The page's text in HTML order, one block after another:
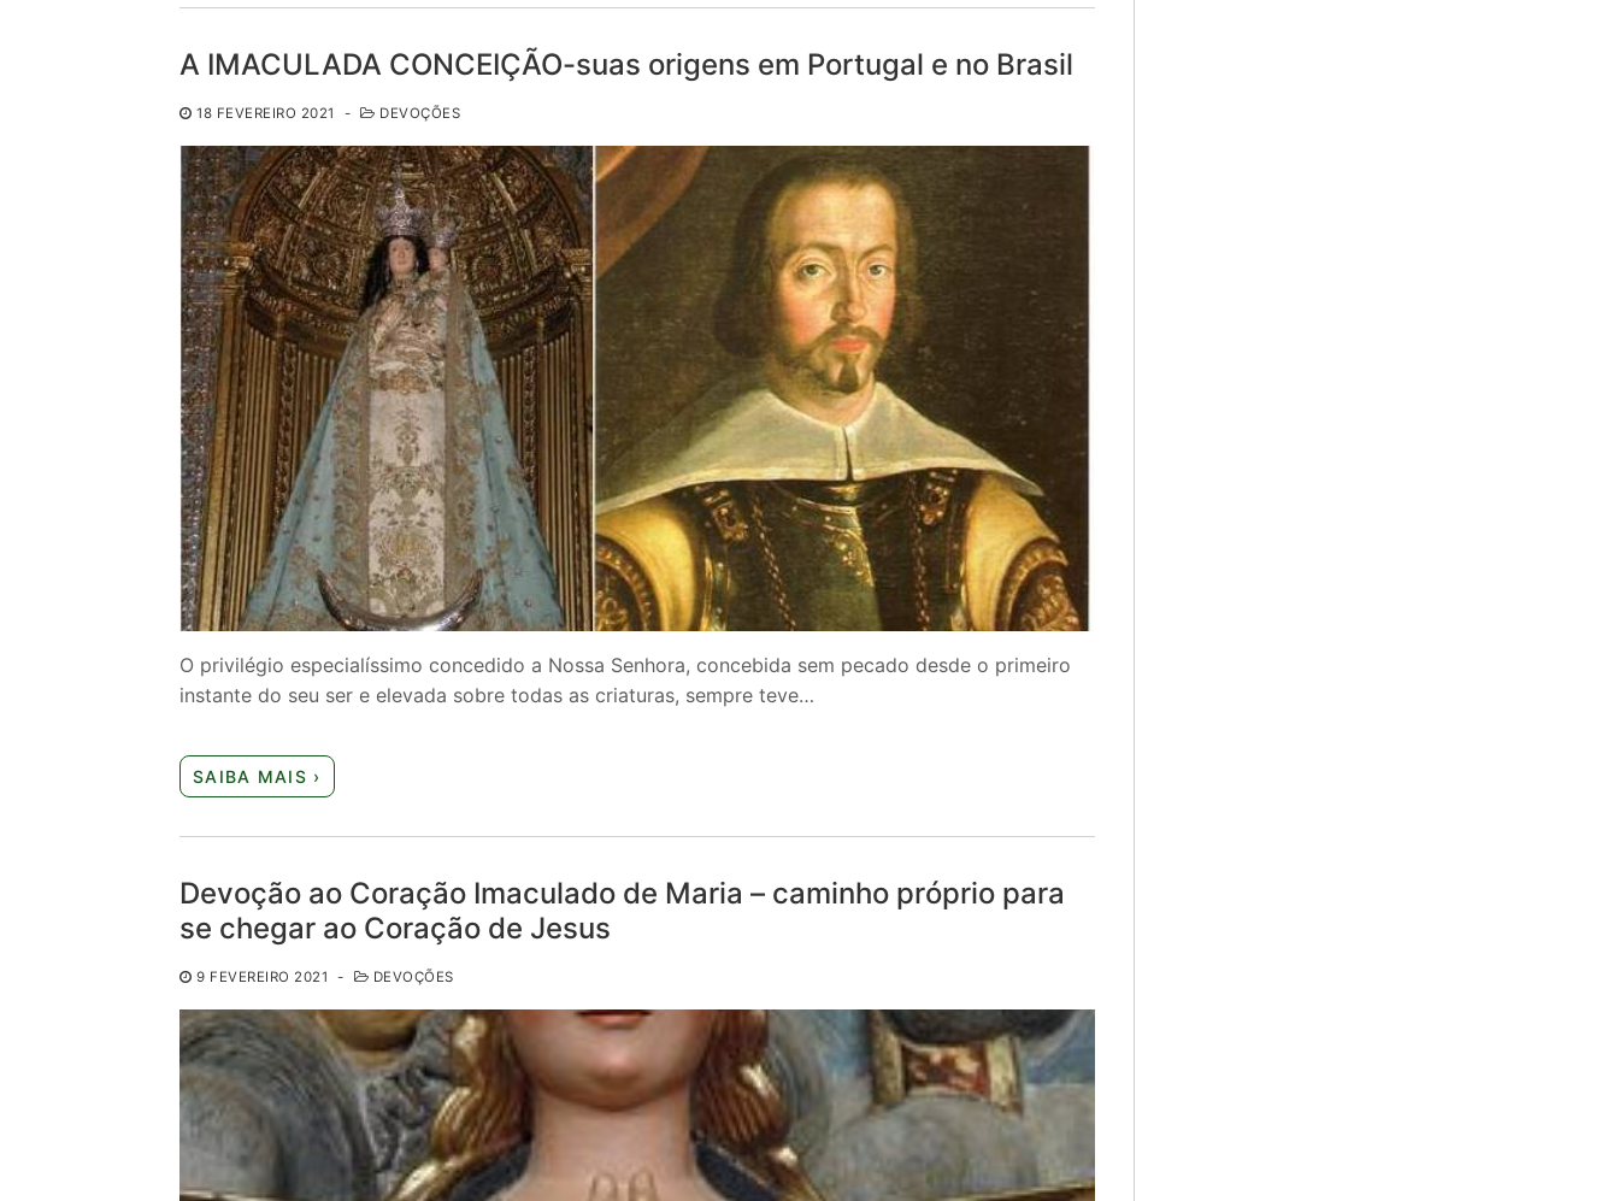
A IMACULADA CONCEIÇÃO-suas origens em Portugal e no Brasil
18 FEVEREIRO 2021 - DEVOÇÕES
O privilégio especialíssimo concedido a Nossa Senhora, concebida sem pecado desde o primeiro
instante do seu ser e elevada sobre todas as criaturas, sempre teve…
SAIBA MAIS ›
Devoção ao Coração Imaculado de Maria – caminho próprio para
se chegar ao Coração de Jesus
9 FEVEREIRO 2021 - DEVOÇÕES